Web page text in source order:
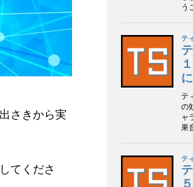
さきから実
てくださ